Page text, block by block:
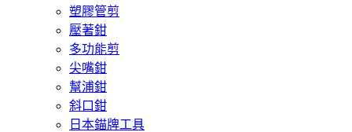
塑膠管剪
壓著鉗
多功能剪
尖嘴鉗
幫浦鉗
斜口鉗
日本錨牌工具